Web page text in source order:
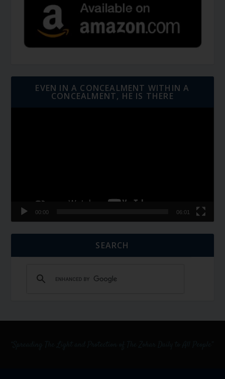
EVEN IN A CONCEALMENT WITHIN A
CONCEALMENT, HE IS THERE
00:00 06:01
SEARCH